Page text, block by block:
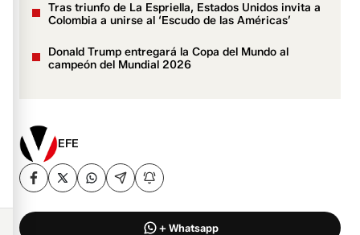
Tras triunfo de La Espriella, Estados Unidos invita a
Colombia a unirse al ‘Escudo de las Américas’
Donald Trump entregará la Copa del Mundo al
campeón del Mundial 2026
EFE
+ Whatsapp